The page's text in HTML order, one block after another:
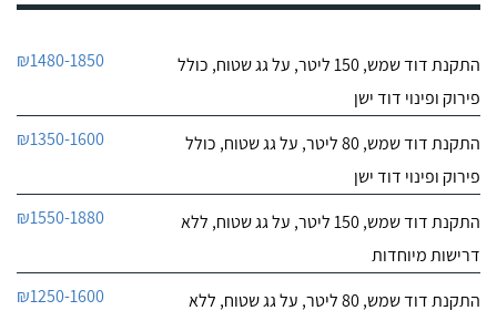
התקנת דוד שמש, 150 ליטר, על גג שטוח, כולל
פירוק ופינוי דוד ישן
₪1480-1850
התקנת דוד שמש, 80 ליטר, על גג שטוח, כולל
פירוק ופינוי דוד ישן
₪1350-1600
התקנת דוד שמש, 150 ליטר, על גג שטוח, ללא
דרישות מיוחדות
₪1550-1880
התקנת דוד שמש, 80 ליטר, על גג שטוח, ללא
₪1250-1600